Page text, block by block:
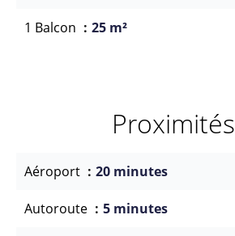
1 Balcon 25 m²
Proximités
Aéroport 20 minutes
Autoroute 5 minutes